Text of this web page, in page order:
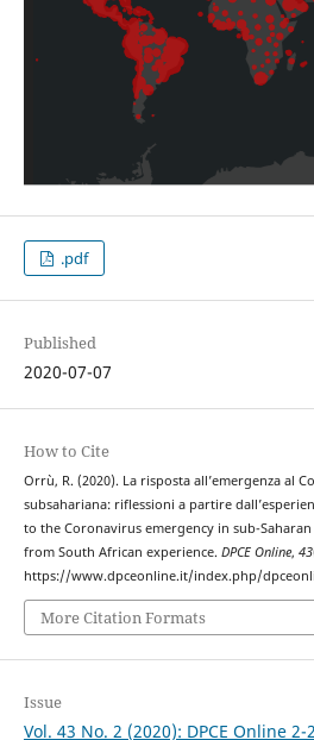
.pdf
Published
2020-07-07
How to Cite
Orrù, R. (2020). La risposta all’emergenza al
subsahariana: riflessioni a partire
to the Coronavirus emergency in sub-
from South African experience. DPCE Online, 43
https://www.dpceonline.it/index.php/
More Citation Formats
Issue
Vol. 43 No. 2 (2020): DPCE Online 2-